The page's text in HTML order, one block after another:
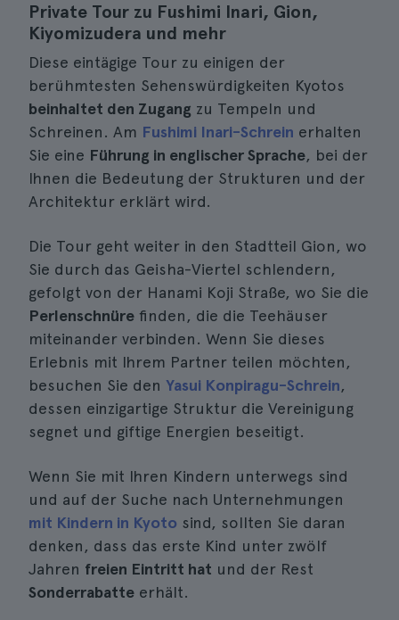
Private Tour zu Fushimi Inari, Gion,
Kiyomizudera und mehr
Diese eintägige Tour zu einigen der
berühmtesten Sehenswürdigkeiten Kyotos
beinhaltet den Zugang zu Tempeln und
Schreinen. Am Fushimi Inari-Schrein erhalten
Sie eine Führung in englischer Sprache, bei der
Ihnen die Bedeutung der Strukturen und der
Architektur erklärt wird.
Die Tour geht weiter in den Stadtteil Gion, wo
Sie durch das Geisha-Viertel schlendern,
gefolgt von der Hanami Koji Straße, wo Sie die
Perlenschnüre finden, die die Teehäuser
miteinander verbinden. Wenn Sie dieses
Erlebnis mit Ihrem Partner teilen möchten,
besuchen Sie den Yasui Konpiragu-Schrein,
dessen einzigartige Struktur die Vereinigung
segnet und giftige Energien beseitigt.
Wenn Sie mit Ihren Kindern unterwegs sind
und auf der Suche nach Unternehmungen
mit Kindern in Kyoto sind, sollten Sie daran
denken, dass das erste Kind unter zwölf
Jahren freien Eintritt hat und der Rest
Sonderrabatte erhält.